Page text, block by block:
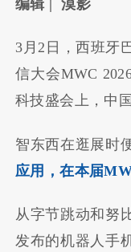
编辑 | 漠影
3月2日，西班牙
信大会MWC
科技盛会上，中
智东西在逛展时
应用，在本届
从字节跳动和努
发布的机器人手